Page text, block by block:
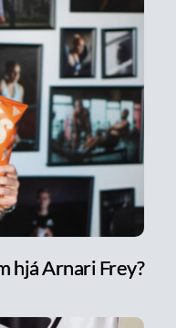
hjá Arnari Frey?